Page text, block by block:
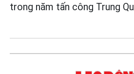
trong năm tấn công Trung